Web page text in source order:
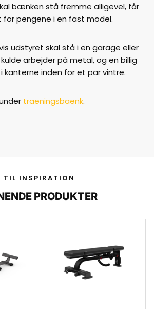
bænken stå fremme alligevel, får
pengene i en fast model.
udstyret skal stå i en garage eller
arbejder på metal, og en billig
kanterne inden for et par vintre.
traeningsbaenk.
TIL INSPIRATION
PRODUKTER